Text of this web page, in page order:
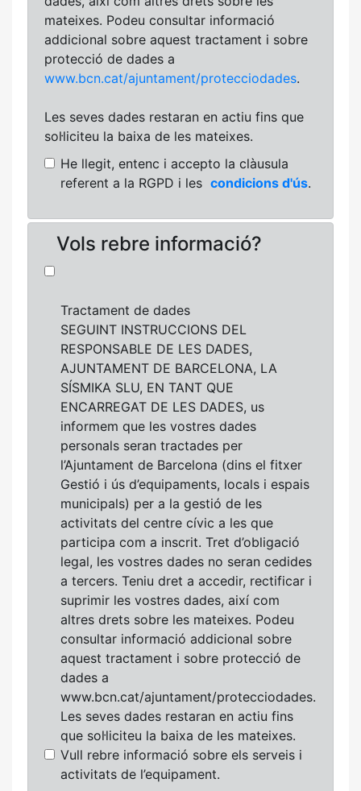
mateixes. Podeu consultar informació
addicional sobre aquest tractament i sobre
protecció de dades a
www.bcn.cat/ajuntament/protecciodades.
Les seves dades restaran en actiu fins que
sol·liciteu la baixa de les mateixes.
He llegit, entenc i accepto la clàusula
referent a la RGPD i les condicions d'ús.
Vols rebre informació?
Tractament de dades
SEGUINT INSTRUCCIONS DEL
RESPONSABLE DE LES DADES,
AJUNTAMENT DE BARCELONA, LA
SÍSMIKA SLU, EN TANT QUE
ENCARREGAT DE LES DADES, us
informem que les vostres dades
personals seran tractades per
l’Ajuntament de Barcelona (dins el fitxer
Gestió i ús d’equipaments, locals i espais
municipals) per a la gestió de les
activitats del centre cívic a les que
participa com a inscrit. Tret d’obligació
legal, les vostres dades no seran cedides
a tercers. Teniu dret a accedir, rectificar i
suprimir les vostres dades, així com
altres drets sobre les mateixes. Podeu
consultar informació addicional sobre
aquest tractament i sobre protecció de
dades a
www.bcn.cat/ajuntament/protecciodades.
Les seves dades restaran en actiu fins
que sol·liciteu la baixa de les mateixes.
Vull rebre informació sobre els serveis i
activitats de l’equipament.